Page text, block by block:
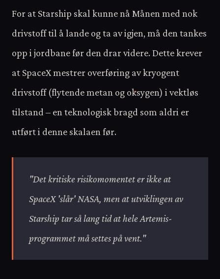
For at Starship skal kunne nå Månen med nok
drivstoff til å lande og ta av igjen, må den tankes
opp i jordbane før den drar videre. Dette krever
at SpaceX mestrer overføring av kryogent
drivstoff (flytende metan og oksygen) i vektløs
tilstand – en teknologisk bragd som aldri er
utført i denne skalaen før.
"Det kritiske risikomomentet er ikke at
SpaceX 'slår' NASA, men at utviklingen av
Starship tar så lang tid at hele Artemis-
programmet må settes på vent."